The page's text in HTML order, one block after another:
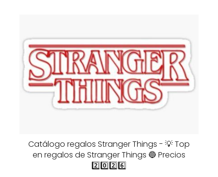
Catálogo regalos Stranger Things - 💡 Top
en regalos de Stranger Things 🔵 Precios
2️⃣0️⃣2️⃣6️⃣